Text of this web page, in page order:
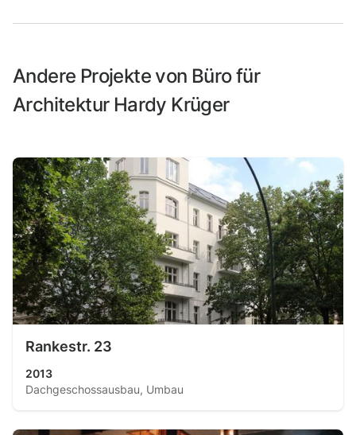
Andere Projekte von Büro für
Architektur Hardy Krüger
Rankestr. 23
2013
Dachgeschossausbau, Umbau